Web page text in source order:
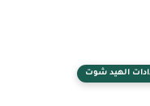
الهيد شوت